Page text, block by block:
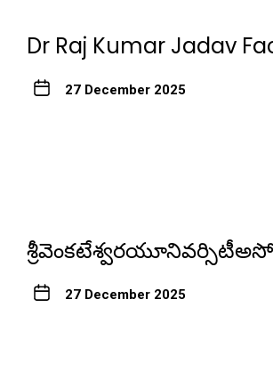
Dr Raj Kumar Jadav
27 December 2025
27 December 2025